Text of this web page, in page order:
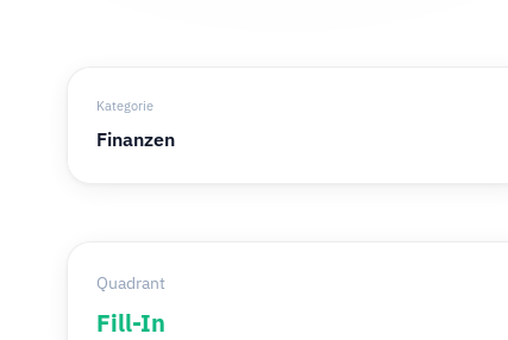
Kategorie
Finanzen
Quadrant
Fill-In